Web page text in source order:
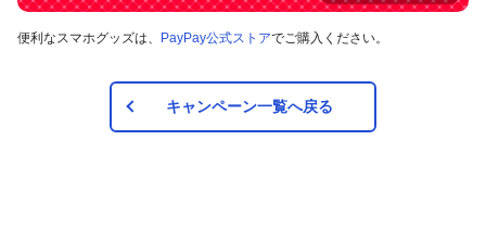
円相当を超えるときには、当該付与額の合計が5,000円相
当となるよう付与いたします（付与額の合計がキャンペ
（合意解除を含みます。）、または無効となった場合
（以下「取消し等」といいます。）、取消し等の理由の
如何にかかわらず、また、対象店舗による返金の有無に
便利なスマホグッズは、 PayPay公式ストアでご購入ください。
キャンペーン一覧へ戻る